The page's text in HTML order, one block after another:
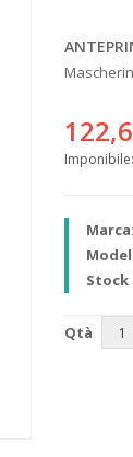
Imponibile:
Marca:
Stock
Qtà